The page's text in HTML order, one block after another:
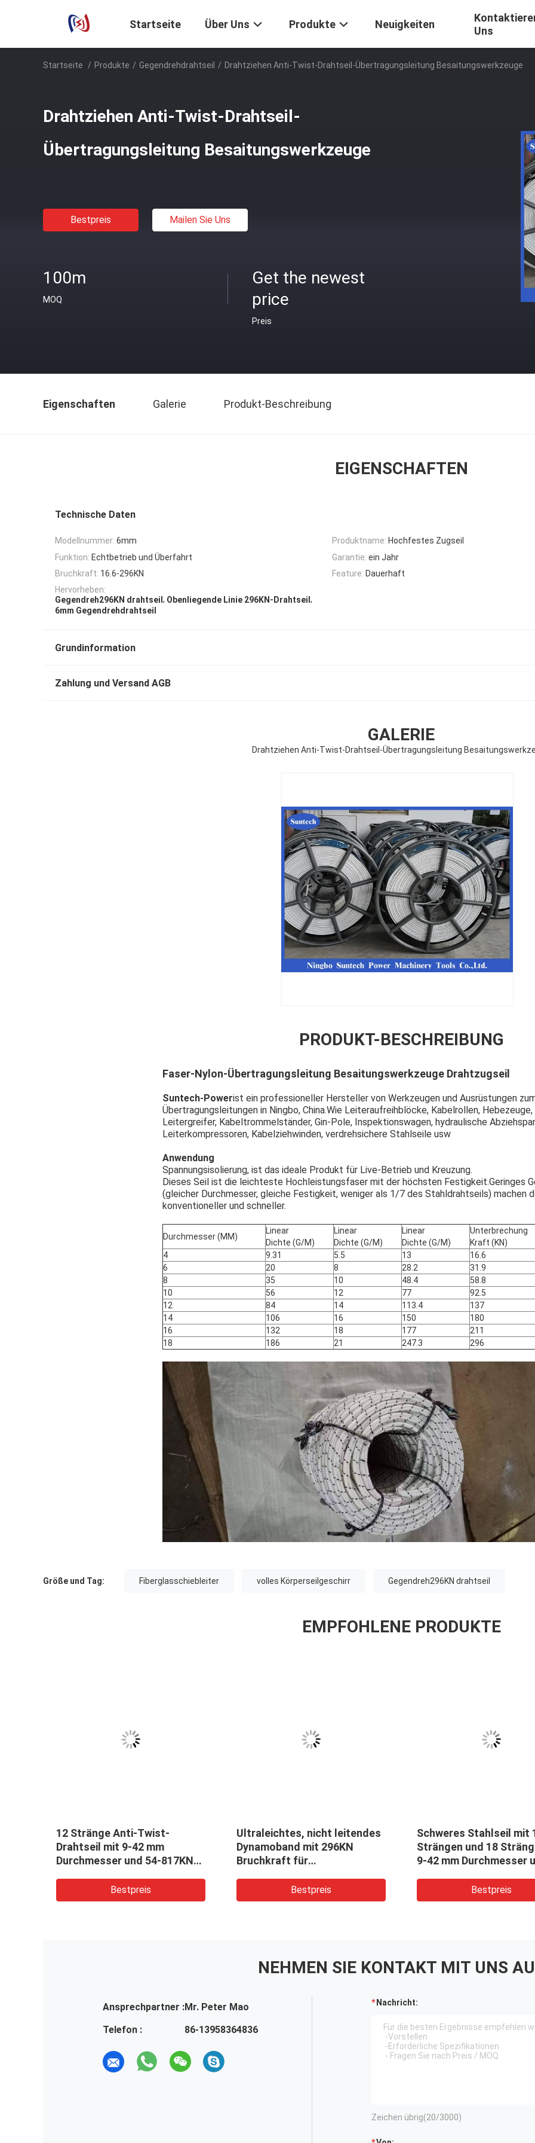
Startseite Über Uns Produkte Neuigkeiten
Uns
Startseite / Produkte / Gegendrehdrahtseil / Drahtziehen Anti-Twist-Drahtseil-Übertragungsleitung Besaitungswerkzeuge
Drahtziehen Anti-Twist-Drahtseil-
Übertragungsleitung Besaitungswerkzeuge
Bestpreis Mailen Sie Uns
100m
MOQ
Get the newest
price
Preis
Eigenschaften Galerie Produkt-Beschreibung
EIGENSCHAFTEN
Technische Daten
Modellnummer: 6mm Produktname: Hochfestes Zugseil
Funktion: Echtbetrieb und Überfahrt Garantie: ein Jahr
Bruchkraft: 16.6-296KN Feature: Dauerhaft
Hervorheben:
Gegendreh296KN drahtseil , Obenliegende Linie 296KN-Drahtseil ,
6mm Gegendrehdrahtseil
Grundinformation
Zahlung und Versand AGB
GALERIE
Drahtziehen Anti-Twist-Drahtseil-Übertragungsleitung
PRODUKT-BESCHREIBUNG
Faser-Nylon-Übertragungsleitung Besaitungswerkzeuge Drahtzugseil
Suntech-Powerist ein professioneller Hersteller von Werkzeugen und Ausrüstungen
Übertragungsleitungen in Ningbo, China.Wie Leiteraufreihblöcke, Kabelrollen,
Leitergreifer, Kabeltrommelständer, Gin-Pole, Inspektionswagen, hydraulische
Leiterkompressoren, Kabelziehwinden, verdrehsichere Stahlseile usw
Anwendung
Spannungsisolierung, ist das ideale Produkt für Live-Betrieb und Kreuzung.
Dieses Seil ist die leichteste Hochleistungsfaser mit der höchsten Festigkeit.Geringes
(gleicher Durchmesser, gleiche Festigkeit, weniger als 1/7 des Stahldrahtseils) machen
konventioneller und schneller.
Durchmesser (MM)
Linear
Dichte (G/M)
Linear
Dichte (G/M)
Linear
Dichte (G/M)
Unterbrechung
Kraft (KN)
4
9.31 5.5 13
16.6
6
20 8 28.2
31.9
8
35 10 48.4
58.8
10
56 12 77
92.5
12
84 14 113.4
137
14
106 16 150
180
16
132 18 177
211
18
186 21 247.3 296
Größe und Tag: Fiberglasschiebleiter volles Körperseilgeschirr Gegendreh296KN drahtseil
EMPFOHLENE PRODUKTE
12 Stränge Anti-Twist-
Drahtseil mit 9-42 mm
Durchmesser und 54-817KN
Bestpreis
Ultraleichtes, nicht leitendes
Dynamoband mit 296KN
Bruchkraft für
Bestpreis
Schweres Stahlseil mit
Strängen und 18
9-42 mm Durchmesser
und RiggingBestpreis
NEHMEN SIE KONTAKT MIT UNS
Ansprechpartner :Mr. Peter Mao
Telefon :
86-13958364836
Nachricht:
Zeichen übrig(20/3000)